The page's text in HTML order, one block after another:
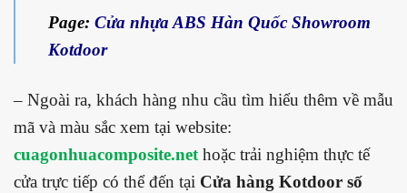
Page: Cửa nhựa ABS Hàn Quốc Showroom
Kotdoor
– Ngoài ra, khách hàng nhu cầu tìm hiểu thêm về mẫu
mã và màu sắc xem tại website:
cuagonhuacomposite.nethoặc trải nghiệm thực tế
cửa trực tiếp có thể đến tại Cửa hàng Kotdoor số